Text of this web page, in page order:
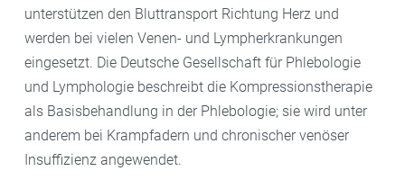
unterstützen den Bluttransport Richtung Herz und
werden bei vielen Venen- und Lympherkrankungen
eingesetzt. Die Deutsche Gesellschaft für Phlebologie
und Lymphologie beschreibt die Kompressionstherapie
als Basisbehandlung in der Phlebologie; sie wird unter
anderem bei Krampfadern und chronischer venöser
Insuffizienz angewendet.